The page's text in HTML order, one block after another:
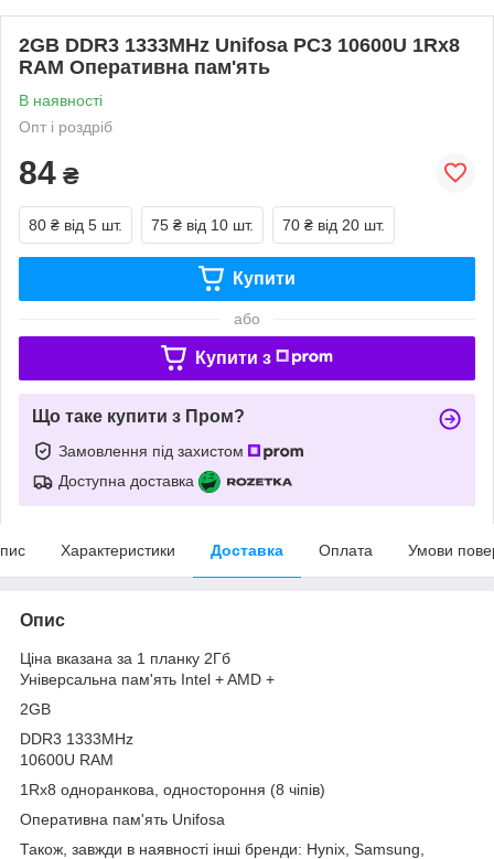
2GB DDR3 1333MHz Unifosa PC3 10600U 1Rx8
RAM Оперативна пам'ять
В наявності
Опт і роздріб
84 ₴
80 ₴ від 5 шт. 75 ₴ від 10 шт. 70 ₴ від 20 шт.
Купити
або
Купити з
Що таке купити з Пром?
Замовлення під захистом
Доступна доставка
Характеристики Доставка Оплата Умови
Опис
Ціна вказана за 1 планку 2Гб
Універсальна пам'ять Intel + AMD +
2GB
DDR3 1333MHz
10600U RAM
1Rx8 одноранкова, одностороння (8 чіпів)
Оперативна пам'ять Unifosa
Також, завжди в наявності інші бренди: Hynix, Samsung,